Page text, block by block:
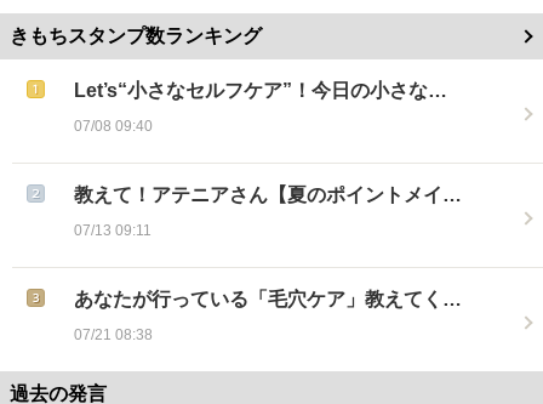
きもちスタンプ数ランキング
Let’s“小さなセルフケア”！今日の小さな…
07/08 09:40
教えて！アテニアさん【夏のポイントメイ…
07/13 09:11
あなたが行っている「毛穴ケア」教えてく…
07/21 08:38
過去の発言